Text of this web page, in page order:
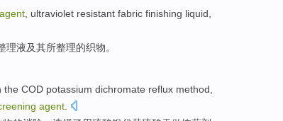
agent ultraviolet resistant fabric finishing liquid
理液及其所整理的织物。
the COD potassium dichromate reflux method
agent